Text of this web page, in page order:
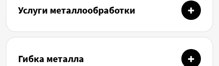
Услуги металлообработки
Гибка металла